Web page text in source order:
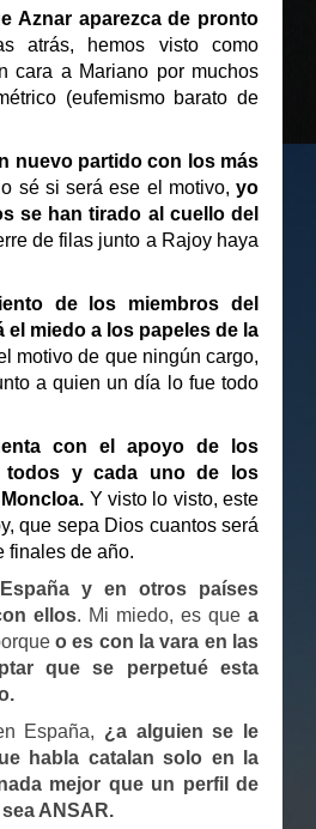
Aznar aparezca de pronto
atrás, hemos visto como
cara a Mariano por muchos
(eufemismo barato de
nuevo partido con los más
sé si será ese el motivo, yo
se han tirado al cuello del
de filas junto a Rajoy haya
de los miembros del
miedo a los papeles de la
motivo de que ningún cargo,
a quien un día lo fue todo
con el apoyo de los
todos y cada uno de los
Y visto lo visto, este
que sepa Dios cuantos será
finales de año.
y en otros países
ellos. Mi miedo, es que a
o es con la vara en las
que se perpetué esta
España, ¿a alguien se le
habla catalan solo en la
mejor que un perfil de
ANSAR.